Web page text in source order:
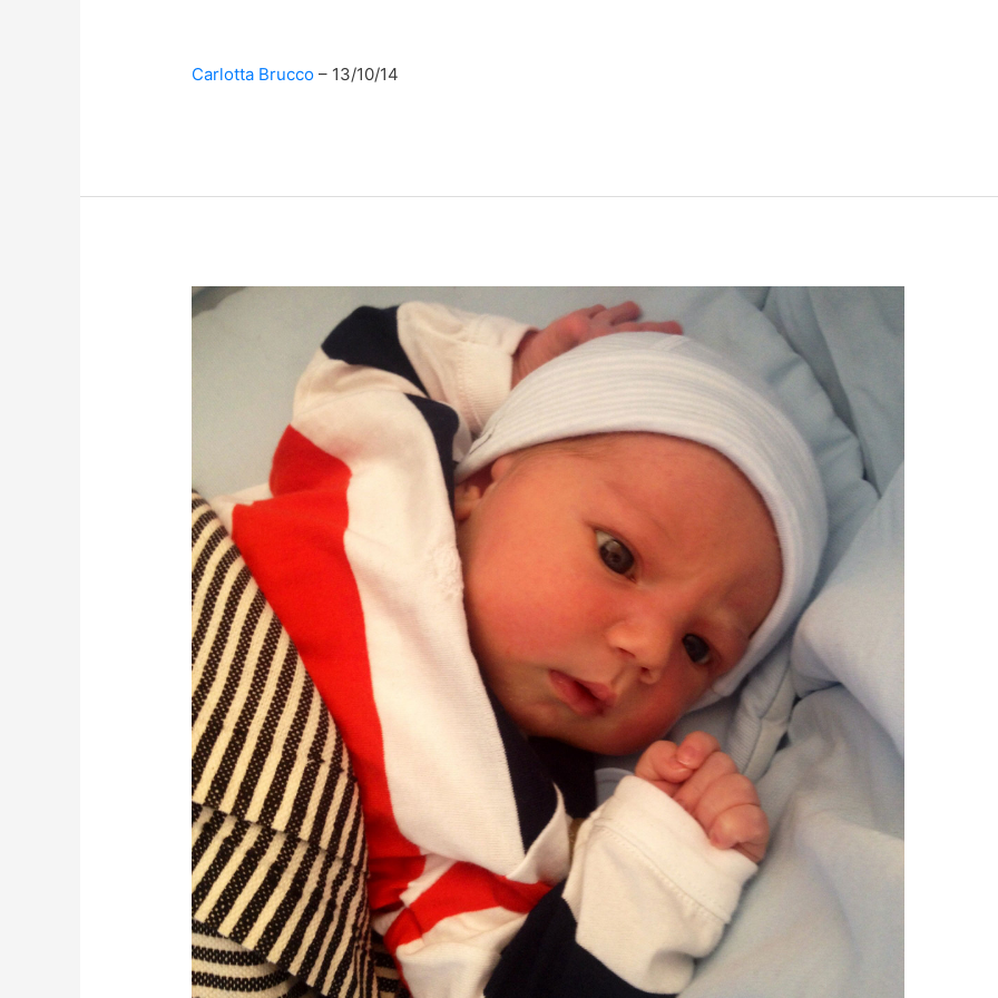
Carlotta Brucco 13/10/14